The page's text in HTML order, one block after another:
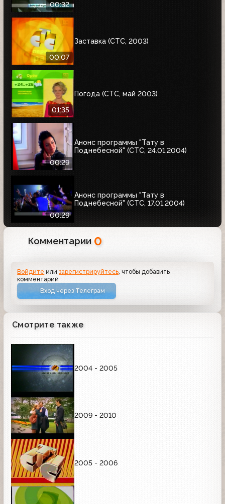
00:32
00:07
Заставка (СТС, 2003)
01:35
Погода (СТС, май 2003)
00:29
Анонс программы "Тату в
Поднебесной" (СТС, 24.01.2004)
00:29
Анонс программы "Тату в
Поднебесной" (СТС, 17.01.2004)
Комментарии 0
Войдите илизарегистрируйтесь , чтобы добавить
комментарий
Вход через Телеграм
Смотрите также
2004 - 2005
2009 - 2010
2005 - 2006